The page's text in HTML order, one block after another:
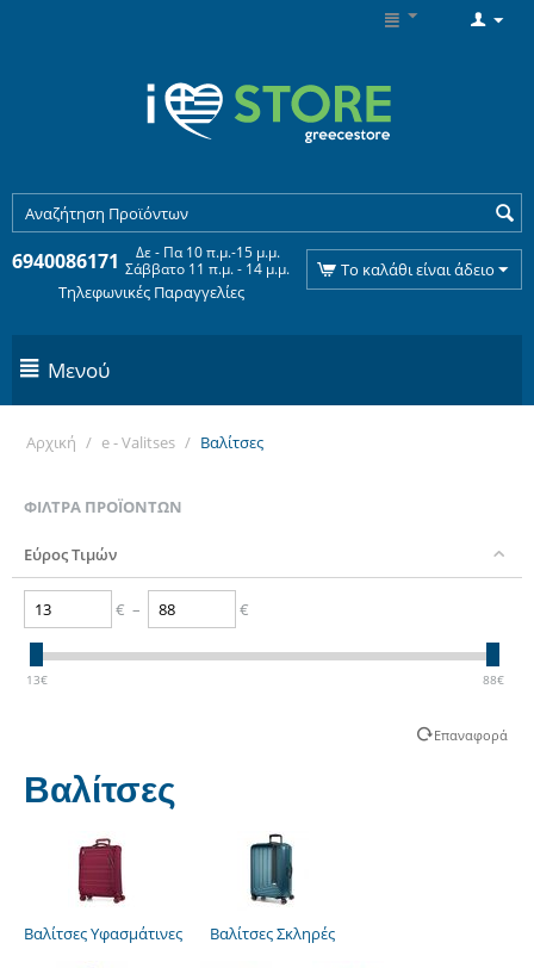
6940086171
Δε - Πα 10 π.μ.-15 μ.μ.
Σάββατο 11 π.μ. - 14 μ.μ.
Τηλεφωνικές Παραγγελίες
Το καλάθι είναι άδειο
Μενού
Αρχική / e - Valitses / Βαλίτσες
ΦΊΛΤΡΑ ΠΡΟΪΌΝΤΩΝ
Εύρος Τιμών
€ – €
13€ 88€
Επαναφορά
Βαλίτσες
Βαλίτσες Υφασμάτινες Βαλίτσες Σκληρές